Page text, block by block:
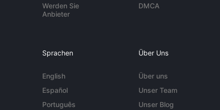
Werden Sie
Anbieter
DMCA
Sprachen
English
Español
Português
Über Uns
Über uns
Unser Team
Unser Blog